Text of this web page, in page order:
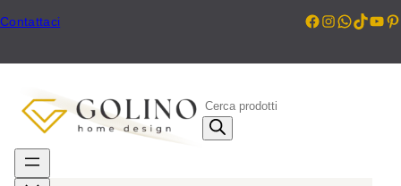
Contattaci Facebook
P